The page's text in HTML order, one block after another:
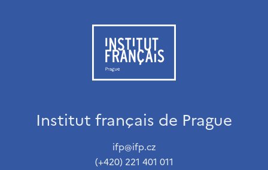
Institut français de Prague
ifp@ifp.cz
(+420) 221 401 011